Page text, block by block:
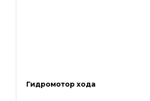
Гидромотор хода